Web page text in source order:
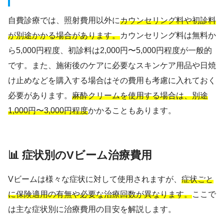
自費診療では、照射費用以外にカウンセリング料や初診料
が別途かかる場合があります。カウンセリング料は無料か
ら5,000円程度、初診料は2,000円〜5,000円程度が一般的
です。また、施術後のケアに必要なスキンケア用品や日焼
け止めなどを購入する場合はその費用も考慮に入れておく
必要があります。 麻酔クリームを使用する場合は、別途
1,000円〜3,000円程度かかることもあります。
📊 症状別のVビーム治療費用
Vビームは様々な症状に対して使用されますが、 症状ごと
に保険適用の有無や必要な治療回数が異なります。ここで
は主な症状別に治療費用の目安を解説します。